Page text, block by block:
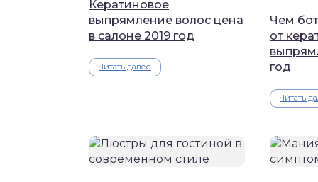
Кератиновое
выпрямление волос цена
в салоне 2019 год
Читать далее
Чем
от
год
Читать